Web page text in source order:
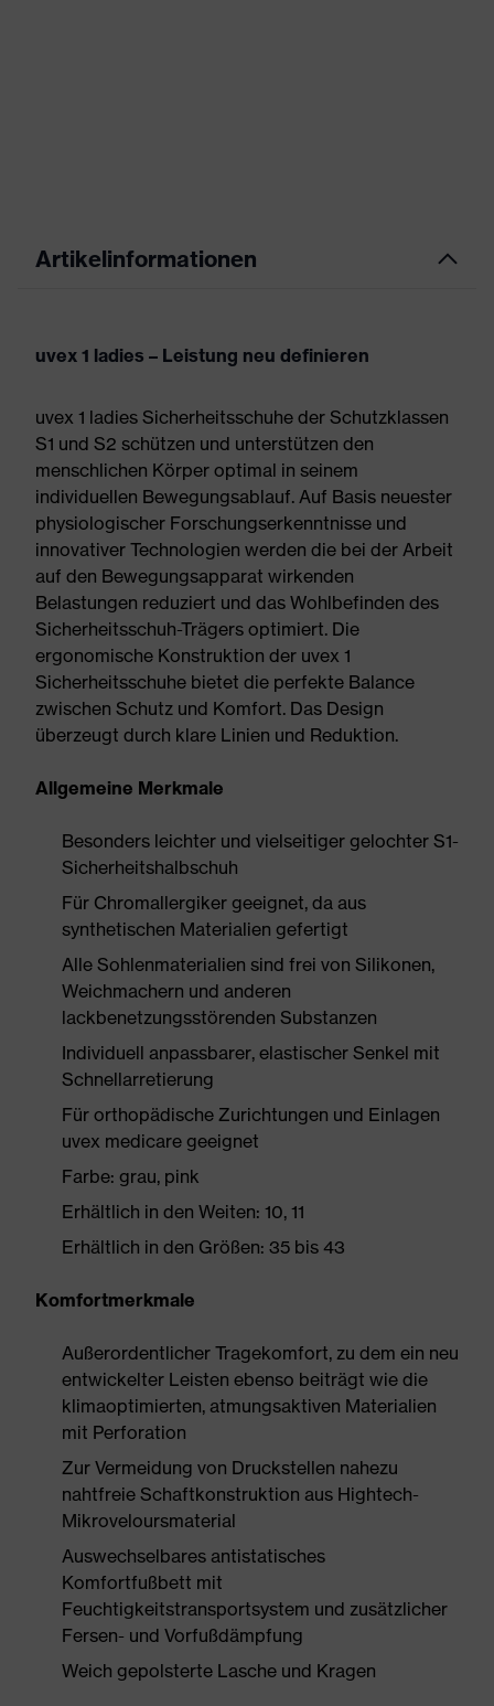
Artikelinformationen
uvex 1 ladies – Leistung neu definieren
uvex 1 ladies Sicherheitsschuhe der Schutzklassen
S1 und S2 schützen und unterstützen den
menschlichen Körper optimal in seinem
individuellen Bewegungsablauf. Auf Basis neuester
physiologischer Forschungserkenntnisse und
innovativer Technologien werden die bei der Arbeit
auf den Bewegungsapparat wirkenden
Belastungen reduziert und das Wohlbefinden des
Sicherheitsschuh-Trägers optimiert. Die
ergonomische Konstruktion der uvex 1
Sicherheitsschuhe bietet die perfekte Balance
zwischen Schutz und Komfort. Das Design
überzeugt durch klare Linien und Reduktion.
Allgemeine Merkmale
Besonders leichter und vielseitiger gelochter S1-
Sicherheitshalbschuh
Für Chromallergiker geeignet, da aus
synthetischen Materialien gefertigt
Alle Sohlenmaterialien sind frei von Silikonen,
Weichmachern und anderen
lackbenetzungsstörenden Substanzen
Individuell anpassbarer, elastischer Senkel mit
Schnellarretierung
Für orthopädische Zurichtungen und Einlagen
uvex medicare geeignet
Farbe: grau, pink
Erhältlich in den Weiten: 10, 11
Erhältlich in den Größen: 35 bis 43
Komfortmerkmale
Außerordentlicher Tragekomfort, zu dem ein neu
entwickelter Leisten ebenso beiträgt wie die
klimaoptimierten, atmungsaktiven Materialien
mit Perforation
Zur Vermeidung von Druckstellen nahezu
nahtfreie Schaftkonstruktion aus Hightech-
Mikroveloursmaterial
Auswechselbares antistatisches
Komfortfußbett mit
Feuchtigkeitstransportsystem und zusätzlicher
Fersen- und Vorfußdämpfung
Weich gepolsterte Lasche und Kragen